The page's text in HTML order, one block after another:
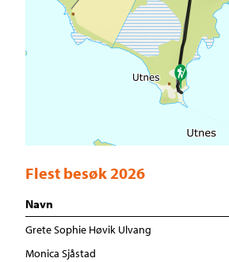
Flest besøk 2026
Navn
Grete Sophie Høvik Ulvang
Monica Sjåstad